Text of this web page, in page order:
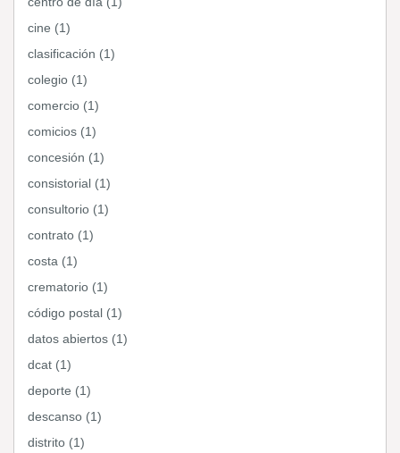
cine (1)
clasificación (1)
colegio (1)
comercio (1)
comicios (1)
concesión (1)
consistorial (1)
consultorio (1)
contrato (1)
costa (1)
crematorio (1)
código postal (1)
datos abiertos (1)
dcat (1)
deporte (1)
descanso (1)
distrito (1)